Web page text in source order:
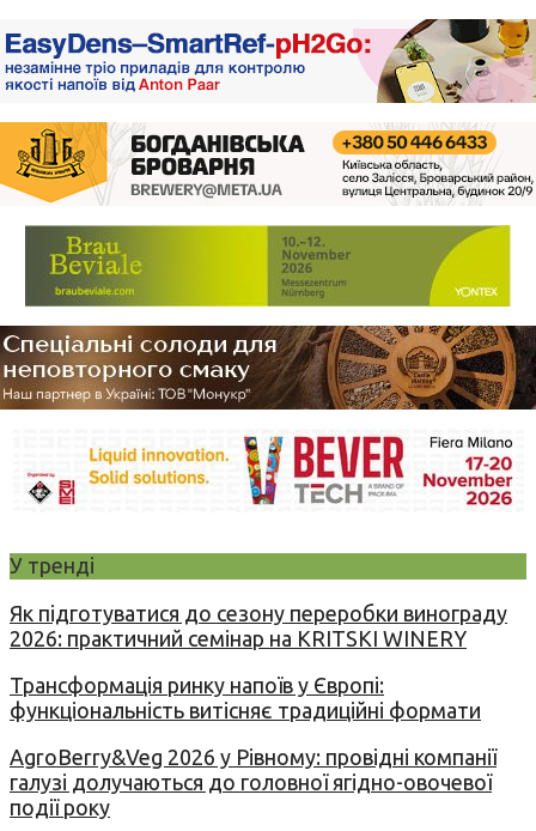
У тренді
Як підготуватися до сезону переробки винограду
2026: практичний семінар на KRITSKI WINERY
Трансформація ринку напоїв у Європі:
функціональність витісняє традиційні формати
AgroBerry&Veg 2026 у Рівному: провідні компанії
галузі долучаються до головної ягідно-овочевої
події року